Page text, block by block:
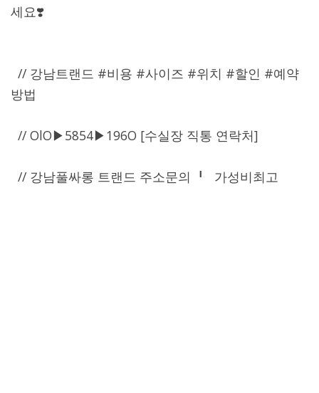
세요❣️
// 강남트랜드 #비용 #사이즈 #위치 #할인 #예약
방법
// OlO▶5854▶196O [수실장 직통 연락처]
// 강남풀싸롱 트랜드 주소문의 ╹ 가성비최고